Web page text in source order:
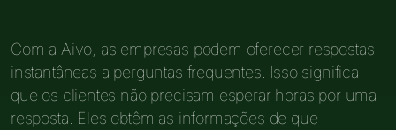
Com a Aivo, as empresas podem oferecer respostas
instantâneas a perguntas frequentes. Isso significa
que os clientes não precisam esperar horas por uma
resposta. Eles obtêm as informações de que